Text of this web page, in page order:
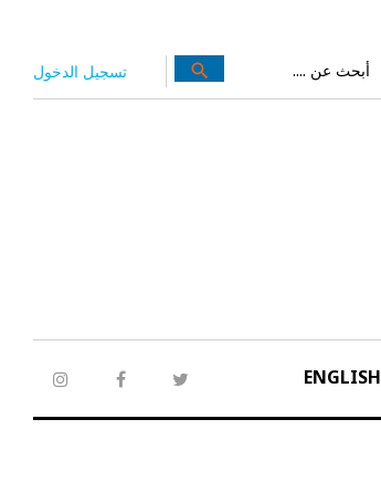
تسجيل الدخول
عن:
search
twitter
facebook
ENGLISH